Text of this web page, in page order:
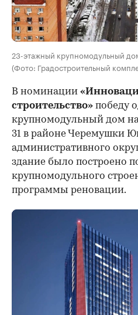
23-этажный крупномодульный
(Фото: Градостроительный
В номинации
строительство» победу
крупномодульный дом
31 в районе Черемушки
административного
здание было построено
крупномодульного
программы реновации.